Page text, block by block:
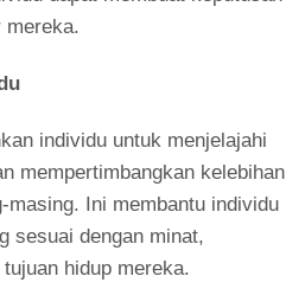
mereka.
individu untuk menjelajahi
mempertimbangkan kelebihan
masing. Ini membantu individu
sesuai dengan minat,
hidup mereka.